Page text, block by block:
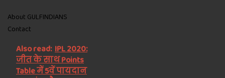
About GULFINDIANS
Contact
Also read: IPL 2020:
जीत के साथ Points
Table में 5वें पायदान